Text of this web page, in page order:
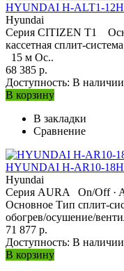
HYUNDAI H-ALT1-
Hyundai
Серия CITIZEN T1
кассетная сплит-
15 м Ос..
68 385 р.
Доступность: В наличии
В корзину
В закладки
Сравнение
HYUNDAI H-AR10-18H
Hyundai
Серия AURA On/Off ·
Основное Тип сплит-
обогрев/осушение/
71 877 р.
Доступность: В наличии
В корзину